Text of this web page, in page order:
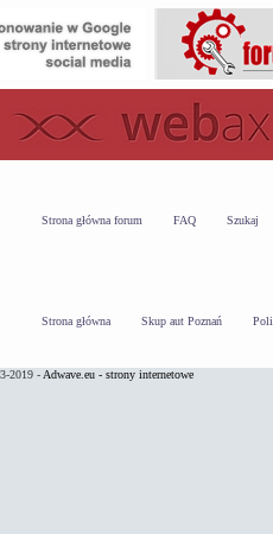
Strona główna forum FAQ Szukaj
Strona główna Skup aut Poznań
2019 - Adwave.eu - strony internetowe